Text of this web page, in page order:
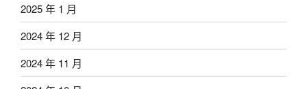
2025 年 1 月
2024 年 12 月
2024 年 11 月